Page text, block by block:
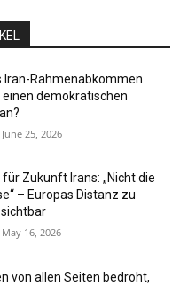
Iran-Rahmenabkommen
demokratischen
June 25, 2026
Zukunft Irans: „Nicht die
– Europas Distanz zu
May 16, 2026
von allen Seiten bedroht,